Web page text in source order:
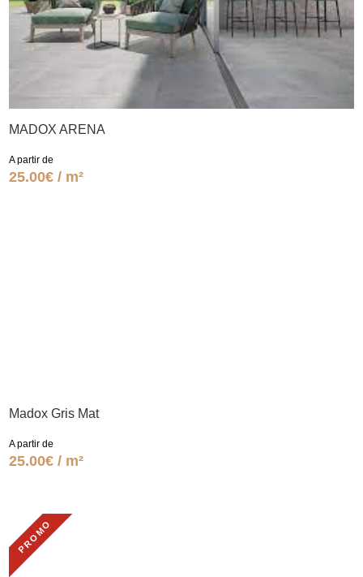
MADOX ARENA
A partir de
25.00€ / m²
Madox Gris Mat
A partir de
25.00€ / m²
PROMO